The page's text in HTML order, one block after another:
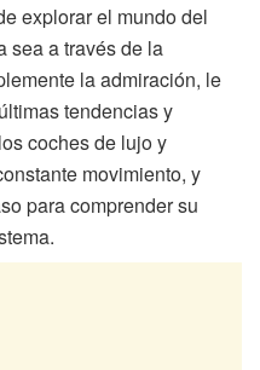
explorar el mundo del
sea a través de la
la admiración, le
tendencias y
coches de lujo y
movimiento, y
para comprender su